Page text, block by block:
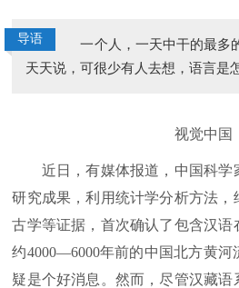
导语
一个人，一天中干的最多
天天说，可很少有人去想，语言是
视觉中国
近日，有媒体报道，中国科学
研究成果，利用统计学分析方法
古学等证据，首次确认了包含汉语
约4000—6000年前的中国北方黄
疑是个好消息。然而，尽管汉藏